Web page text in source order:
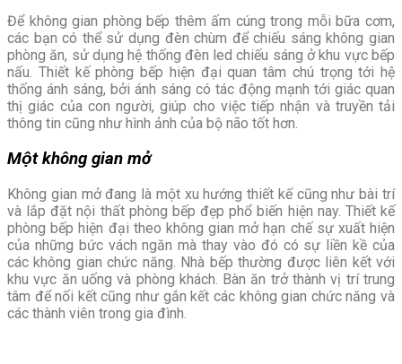
Để không gian phòng bếp thêm ấm cúng trong mỗi bữa cơm,
các bạn có thể sử dụng đèn chùm để chiếu sáng không gian
phòng ăn, sử dụng hệ thống đèn led chiếu sáng ở khu vực bếp
nấu. Thiết kế phòng bếp hiện đại quan tâm chú trọng tới hệ
thống ánh sáng, bởi ánh sáng có tác động mạnh tới giác quan
thị giác của con người, giúp cho việc tiếp nhận và truyền tải
thông tin cũng như hình ảnh của bộ não tốt hơn.
Một không gian mở
Không gian mở đang là một xu hướng thiết kế cũng như bài trí
và lắp đặt nội thất phòng bếp đẹp phổ biến hiện nay. Thiết kế
phòng bếp hiện đại theo không gian mở hạn chế sự xuất hiện
của những bức vách ngăn mà thay vào đó có sự liền kề của
các không gian chức năng. Nhà bếp thường được liên kết với
khu vực ăn uống và phòng khách. Bàn ăn trở thành vị trí trung
tâm để nối kết cũng như gắn kết các không gian chức năng và
các thành viên trong gia đình.